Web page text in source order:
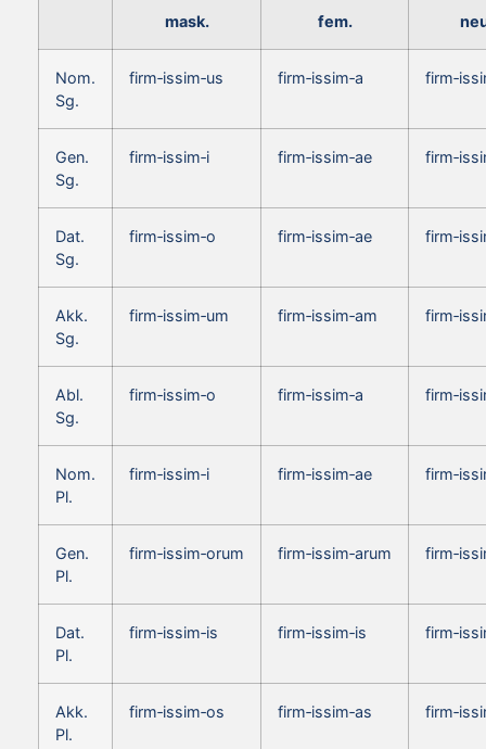
mask. fem.
Nom.
Sg.
firm‑issim‑us firm‑issim‑a
Gen.
Sg.
firm‑issim‑i firm‑issim‑ae
Dat.
Sg.
firm‑issim‑o firm‑issim‑ae
Akk.
Sg.
firm‑issim‑um firm‑issim‑am
Abl.
Sg.
firm‑issim‑o firm‑issim‑a
Nom.
Pl.
firm‑issim‑i firm‑issim‑ae
Gen.
Pl.
firm‑issim‑orum firm‑issim‑arum
Dat.
Pl.
firm‑issim‑is firm‑issim‑is
Akk.
Pl.
firm‑issim‑os firm‑issim‑as